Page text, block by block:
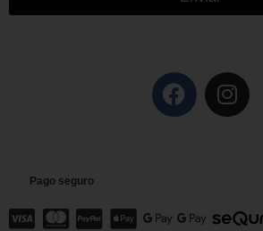
Pago seguro